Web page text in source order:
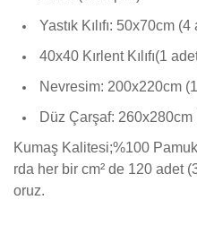
Yastık Kılıfı: 50x70cm (4
40x40 Kırlent Kılıfı(1
Nevresim: 200x220cm
Düz Çarşaf: 260x280cm
Kumaş Kalitesi;%100
rda her bir cm² de 120 adet
oruz.